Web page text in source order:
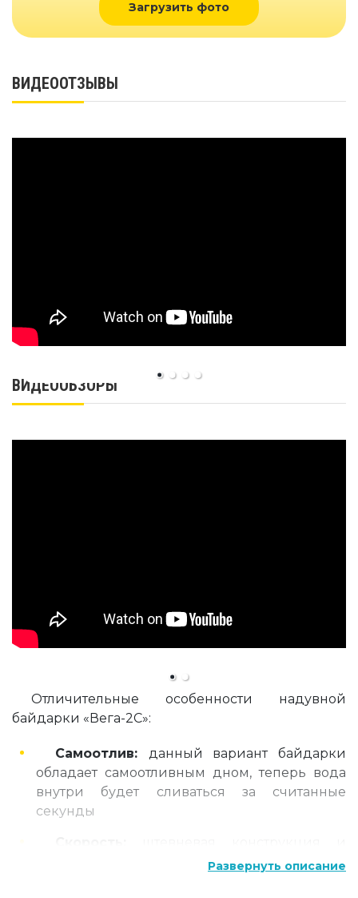
Загрузить фото
ВИДЕООТЗЫВЫ
ВИДЕООБЗОРЫ
Отличительные особенности надувной
байдарки «Вега-2С»:
Самоотлив: данный вариант байдарки
обладает самоотливным дном, теперь вода
внутри будет сливаться за считанные
секунды
обводы байдарки позволяют достичь
Развернуть описание